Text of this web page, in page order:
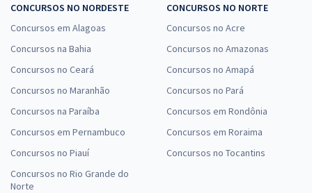
CONCURSOS NO NORDESTE
Concursos em Alagoas
Concursos na Bahia
Concursos no Ceará
Concursos no Maranhão
Concursos na Paraíba
Concursos em Pernambuco
Concursos no Piauí
Concursos no Rio Grande do
Norte
CONCURSOS NO NORTE
Concursos no Acre
Concursos no Amazonas
Concursos no Amapá
Concursos no Pará
Concursos em Rondônia
Concursos em Roraima
Concursos no Tocantins